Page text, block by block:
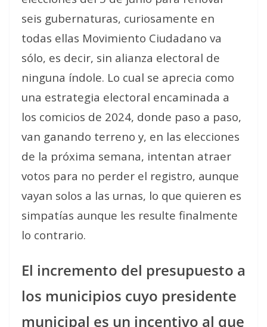
seis gubernaturas, curiosamente en
todas ellas Movimiento Ciudadano va
sólo, es decir, sin alianza electoral de
ninguna índole. Lo cual se aprecia como
una estrategia electoral encaminada a
los comicios de 2024, donde paso a paso,
van ganando terreno y, en las elecciones
de la próxima semana, intentan atraer
votos para no perder el registro, aunque
vayan solos a las urnas, lo que quieren es
simpatías aunque les resulte finalmente
lo contrario.
El incremento del presupuesto a
los municipios cuyo presidente
municipal es un incentivo al que